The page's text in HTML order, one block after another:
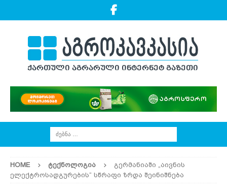
HOME ᲢᲔᲥᲜᲝᲚᲝᲒᲘᲐ
გერმანიაში „აივნის
ელექტროსადგურების“ სწრაფი ზრდა შეინიშნება